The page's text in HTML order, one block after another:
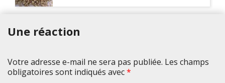
Une réaction
Votre adresse e-mail ne sera pas publiée. Les champs
obligatoires sont indiqués avec*